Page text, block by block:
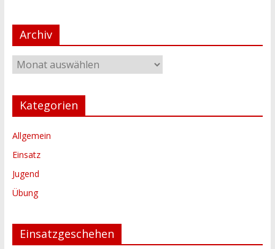
Archiv
Archiv
Kategorien
Allgemein
Einsatz
Jugend
Übung
Einsatzgeschehen